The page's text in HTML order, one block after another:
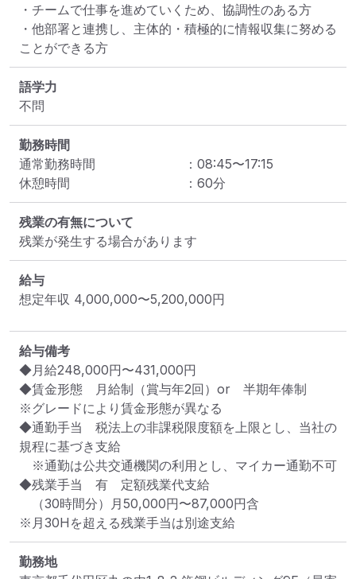
・チームで仕事を進めていくため、協調性のある方
・他部署と連携し、主体的・積極的に情報収集に努める
ことができる方
語学力
不問
勤務時間
通常勤務時間
： 08:45〜17:15
休憩時間
： 60分
残業の有無について
残業が発生する場合があります
給与
想定年収 4,000,000〜5,200,000円
給与備考
◆月給248,000円〜431,000円
◆賃金形態　月給制（賞与年2回）or　半期年俸制
※グレードにより賃金形態が異なる
◆通勤手当　税法上の非課税限度額を上限とし、当社の
規程に基づき支給
※通勤は公共交通機関の利用とし、マイカー通勤不可
◆残業手当　有　定額残業代支給
（30時間分）月50,000円〜87,000円含
※月30Hを超える残業手当は別途支給
勤務地